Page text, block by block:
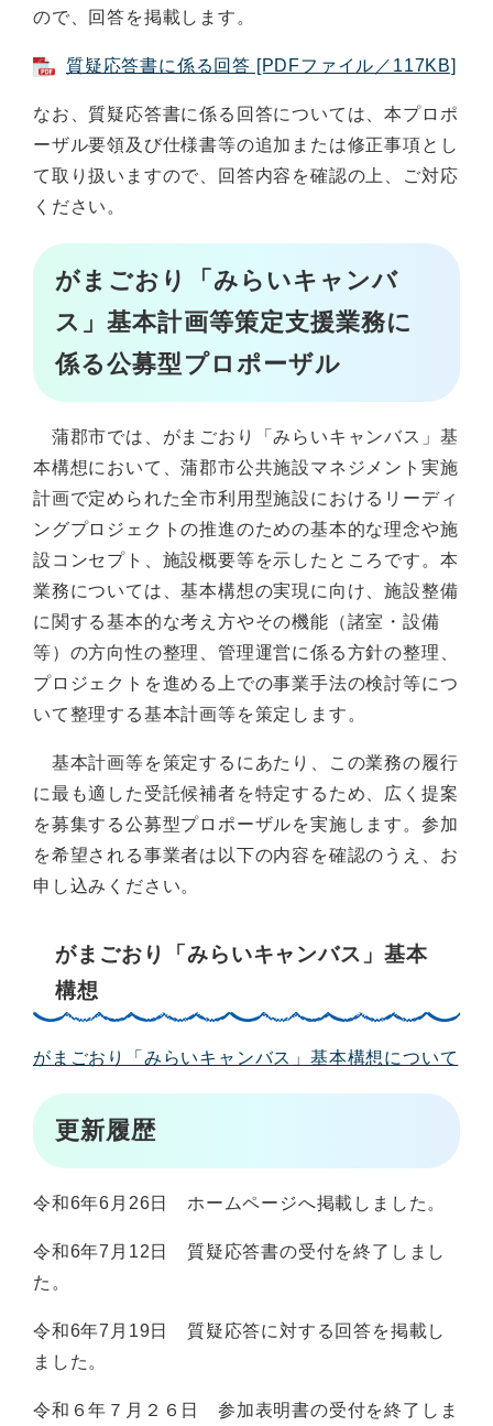
ので、回答を掲載します。
質疑応答書に係る回答 [PDFファイル／117KB]
なお、質疑応答書に係る回答については、本プロポ
ーザル要領及び仕様書等の追加または修正事項とし
て取り扱いますので、回答内容を確認の上、ご対応
ください。
がまごおり「みらいキャンバ
ス」基本計画等策定支援業務に
係る公募型プロポーザル
蒲郡市では、がまごおり「みらいキャンバス」基
本構想において、蒲郡市公共施設マネジメント実施
計画で定められた全市利用型施設におけるリーディ
ングプロジェクトの推進のための基本的な理念や施
設コンセプト、施設概要等を示したところです。本
業務については、基本構想の実現に向け、施設整備
に関する基本的な考え方やその機能（諸室・設備
等）の方向性の整理、管理運営に係る方針の整理、
プロジェクトを進める上での事業手法の検討等につ
いて整理する基本計画等を策定します。
基本計画等を策定するにあたり、この業務の履行
に最も適した受託候補者を特定するため、広く提案
を募集する公募型プロポーザルを実施します。参加
を希望される事業者は以下の内容を確認のうえ、お
申し込みください。
がまごおり「みらいキャンバス」基本
構想
がまごおり「みらいキャンバス」基本構想について
更新履歴
令和6年6月26日 ホームページへ掲載しました。
令和6年7月12日 質疑応答書の受付を終了しまし
た。
令和6年7月19日 質疑応答に対する回答を掲載し
ました。
令和６年７月２６日 参加表明書の受付を終了しま